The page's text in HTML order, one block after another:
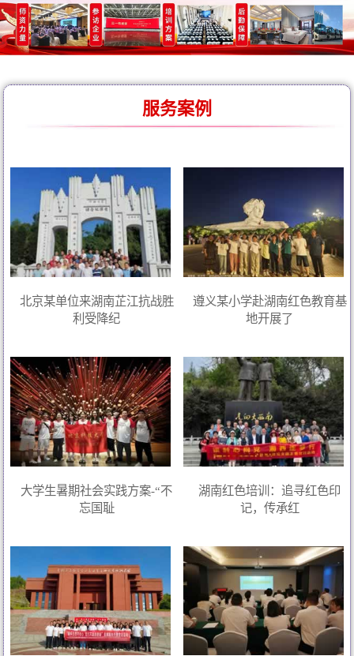
服务案例
北京某单位来湖南芷江抗战胜
利受降纪
遵义某小学赴湖南红色教育基
地开展了
大学生暑期社会实践方案-“不
忘国耻
湖南红色培训：追寻红色印
记，传承红